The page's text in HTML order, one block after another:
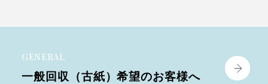
GENERAL
一般回収（古紙）希望のお客様へ